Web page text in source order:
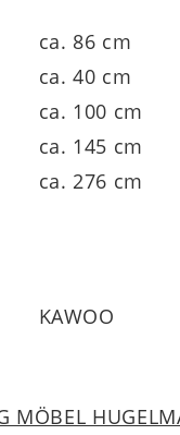
ca. 86 cm
ca. 40 cm
ca. 100 cm
ca. 145 cm
ca. 276 cm
KAWOO
MÖBEL